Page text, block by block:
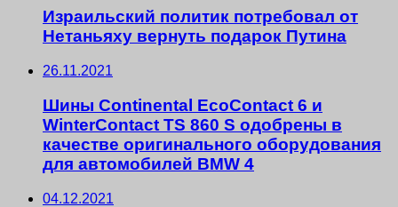
Израильский политик потребовал от
Нетаньяху вернуть подарок Путина
26.11.2021
Шины Continental EcoContact 6 и
WinterContact TS 860 S одобрены в
качестве оригинального оборудования
для автомобилей BMW 4
04.12.2021